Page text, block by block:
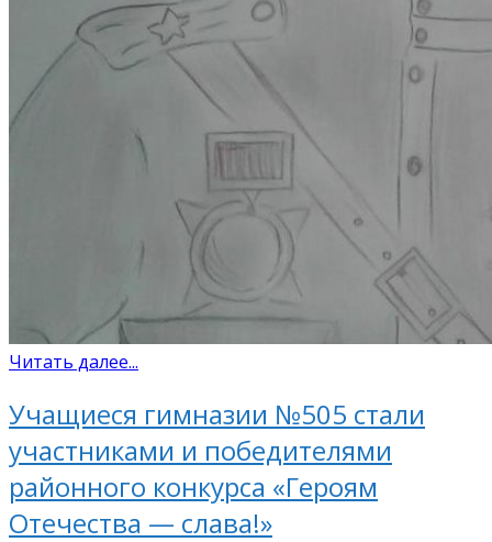
Читать далее...
Учащиеся гимназии №505 стали
участниками и победителями
районного конкурса «Героям
Отечества — слава!»